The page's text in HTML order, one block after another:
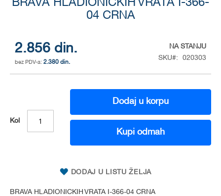
BRAVA HLADIONICKIH VRATA I-366-
04 CRNA
2.856 din.
2.380 din.
NA STANJU
SKU
020303
Kol
Dodaj u korpu
Kupi odmah
DODAJ U LISTU ŽELJA
BRAVA HLADIONICKIH VRATA I-366-04 CRNA
images
gallery